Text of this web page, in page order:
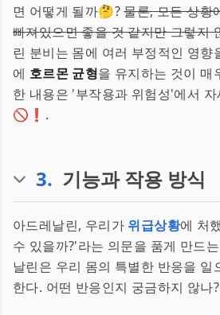
면 어떻게 될까🤔?물론, 모든 상황
빠져있으면 좋을 것 같지만 그렇지
린 분비는 몸에 여러 부정적인 영향
에 호르몬 균형을 유지하는 것이 매
한 내용은 '부작용과 위험성'에서
🚫❗.
3. 기능과 작용 방식
아드레날린, 우리가 위급상황에 처
수 있을까?'라는 의문을 품게 만드
날린은 우리 몸의 특별한 반응을 일
한다. 어떤 반응인지 궁금하지 않